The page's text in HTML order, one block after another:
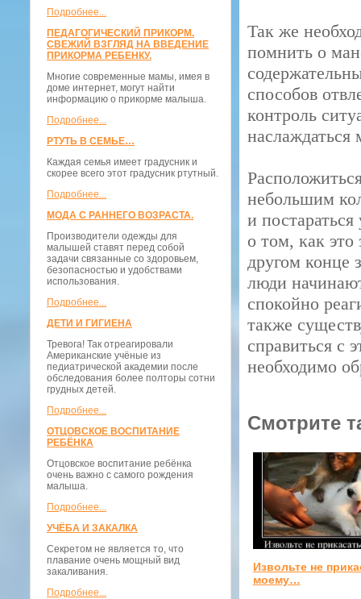
Подробнее...
ПЕДАГОГИЧЕСКИЙ ПРИКОРМ.
СВЕЖИЙ ВЗГЛЯД НА ВВЕДЕНИЕ
ПРИКОРМА РЕБЕНКУ.
Многие современные мамы, имея в
доме интернет, могут найти
информацию о прикорме малыша.
Подробнее...
РТУТЬ В СЕМЬЕ…
Каждая семья имеет градусник и
скорее всего этот градусник ртутный.
Подробнее...
МОДА С РАННЕГО ВОЗРАСТА.
Производители одежды для
малышей ставят перед собой
задачи связанные со здоровьем,
безопасностью и удобствами
использования.
Подробнее...
ДЕТИ И ГИГИЕНА
Тревога! Так отреагировали
Американские учёные из
педиатрической академии после
обследования более полторы сотни
грудных детей.
Подробнее...
ОТЦОВСКОЕ ВОСПИТАНИЕ
РЕБЁНКА
Отцовское воспитание ребёнка
очень важно с самого рождения
малыша.
Подробнее...
УЧЁБА И ЗАКАЛКА
Секретом не является то, что
плавание очень мощный вид
закаливания.
Подробнее...
Так же
помнить о
способов
контроль
небольшим
и
о том, как это
другом конце
люди
спокойно
также
справиться с
необходимо
Смотрите
Извольте не
моему…